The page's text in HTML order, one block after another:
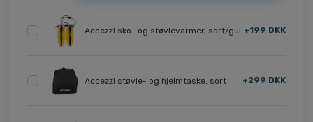
Accezzi sko- og støvlevarmer, sort/gul +199 DKK
Accezzi støvle- og hjelmtaske, sort +299 DKK